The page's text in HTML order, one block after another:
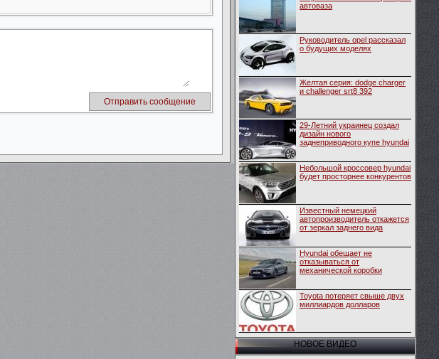
автоваза
Руководитель opel рассказал
о будущих моделях
Желтая серия: dodge charger
и challenger srt8 392
29-Летний украинец создал
дизайн нового
заднеприводного купе hyundai
Небольшой кроссовер hyundai
будет просторнее конкурентов
Известный немецкий
автопроизводитель откажется
от зеркал заднего вида
Hyundai обещает не
отказываться от
механической коробки
Toyota потеряет свыше двух
миллиардов долларов
НОВОЕ ВИДЕО